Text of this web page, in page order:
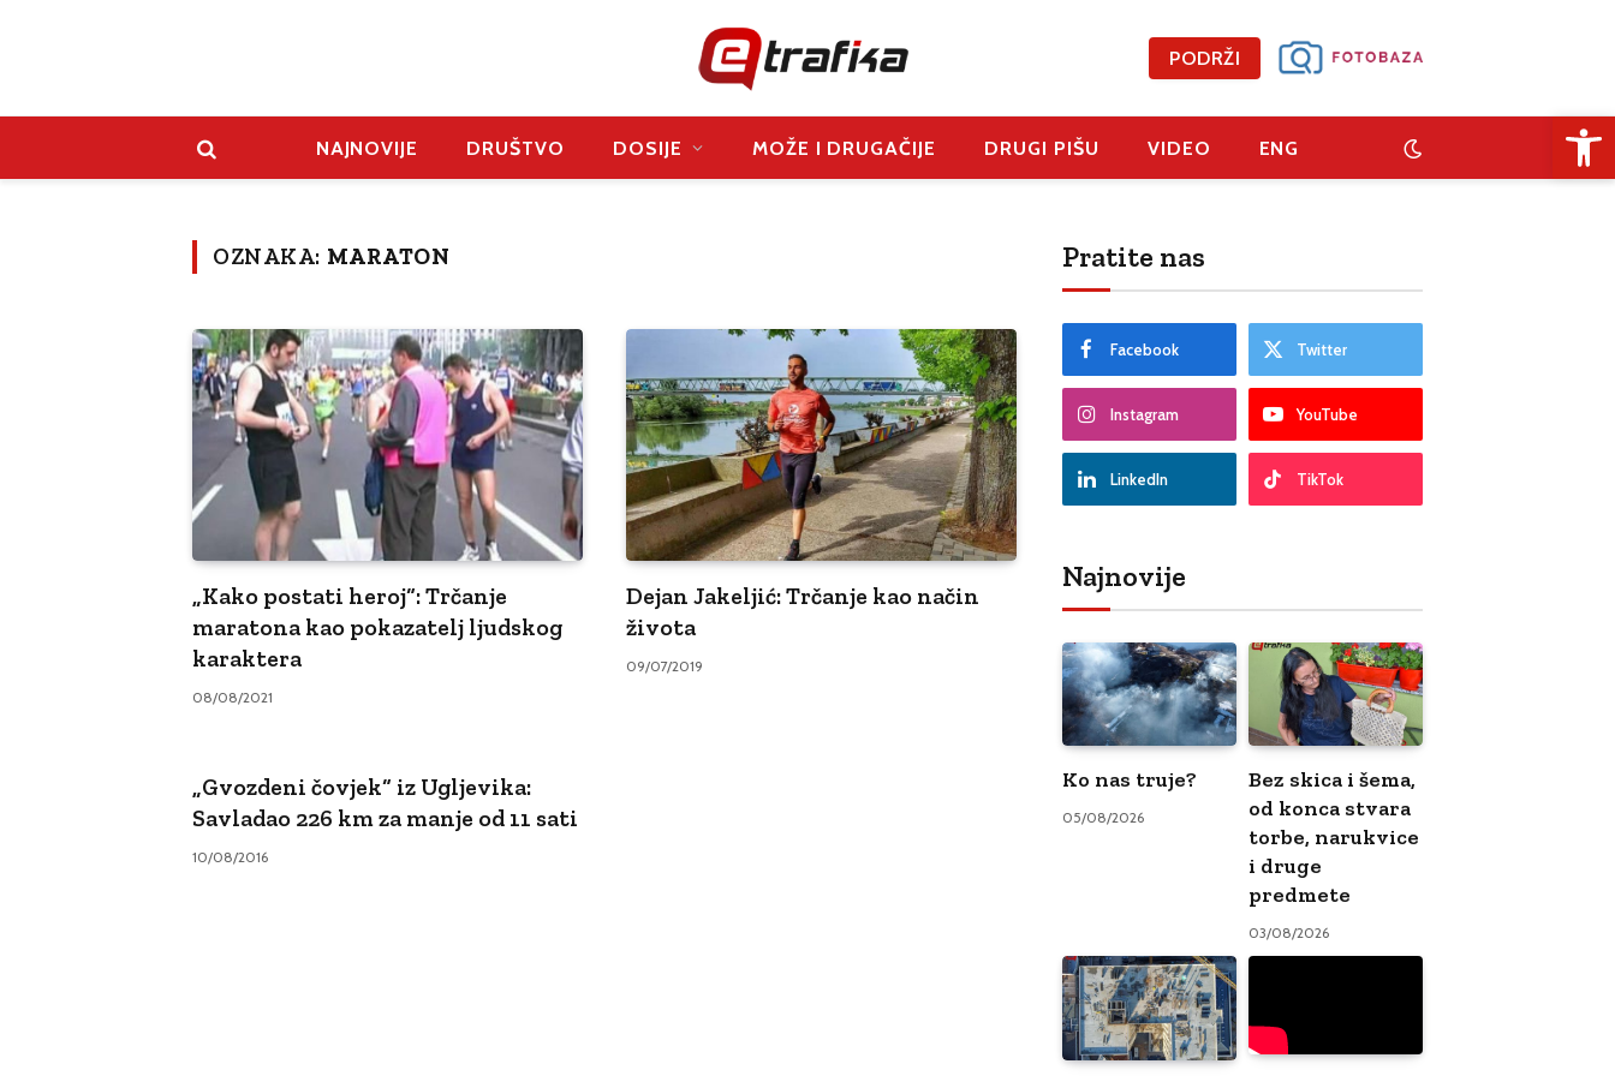
PODRŽI
NAJNOVIJE DRUŠTVO DOSIJE MOŽE I DRUGAČIJE DRUGI PIŠU VIDEO ENG
OZNAKA: MARATON
„Kako postati heroj“: Trčanje
maratona kao pokazatelj ljudskog
karaktera
08/08/2021
Dejan Jakeljić: Trčanje kao način
života
09/07/2019
„Gvozdeni čovjek“ iz Ugljevika:
Savladao 226 km za manje od 11 sati
10/08/2016
Pratite nas
Facebook Twitter
Instagram YouTube
LinkedIn TikTok
Najnovije
Ko nas truje?
05/08/2026
Bez skica i šema,
od konca stvara
torbe, narukvice
i druge
predmete
03/08/2026